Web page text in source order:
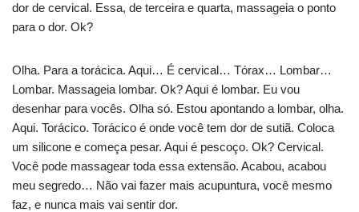
dor de cervical. Essa, de terceira e quarta, massageia o ponto
para o dor. Ok?
Olha. Para a torácica. Aqui… É cervical… Tórax… Lombar…
Lombar. Massageia lombar. Ok? Aqui é lombar. Eu vou
desenhar para vocês. Olha só. Estou apontando a lombar, olha.
Aqui. Torácico. Torácico é onde você tem dor de sutiã. Coloca
um silicone e começa pesar. Aqui é pescoço. Ok? Cervical.
Você pode massagear toda essa extensão. Acabou, acabou
meu segredo… Não vai fazer mais acupuntura, você mesmo
faz, e nunca mais vai sentir dor.